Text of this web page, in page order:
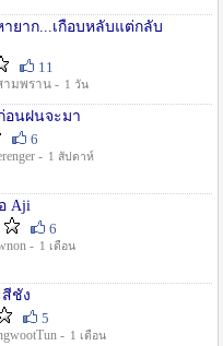
ยาก...เกือบหลับแต่กลับ
11
ามพราน - 1 วัน
อนฝนจะมา
6
- 1 สัปดาห์
Aji
6
- 1 เดือน
สีชัง
5
- 1 เดือน